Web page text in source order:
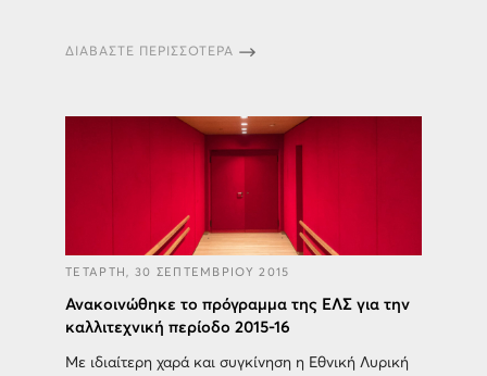
ΔΙΑΒΑΣΤΕ ΠΕΡΙΣΣΟΤΕΡΑ
ΤΕΤΑΡΤΗ, 30 ΣΕΠΤΕΜΒΡΙΟΥ 2015
Ανακοινώθηκε το πρόγραμμα της ΕΛΣ για την
καλλιτεχνική περίοδο 2015-16
Με ιδιαίτερη χαρά και συγκίνηση η Εθνική Λυρική